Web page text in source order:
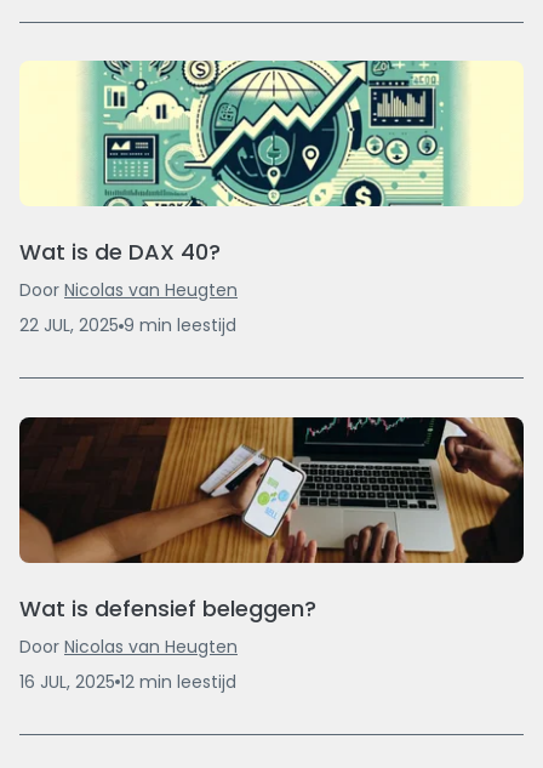
Wat is de DAX 40?
Door Nicolas van Heugten
22 JUL, 2025 9 min leestijd
Wat is defensief beleggen?
Door Nicolas van Heugten
16 JUL, 2025 12 min leestijd